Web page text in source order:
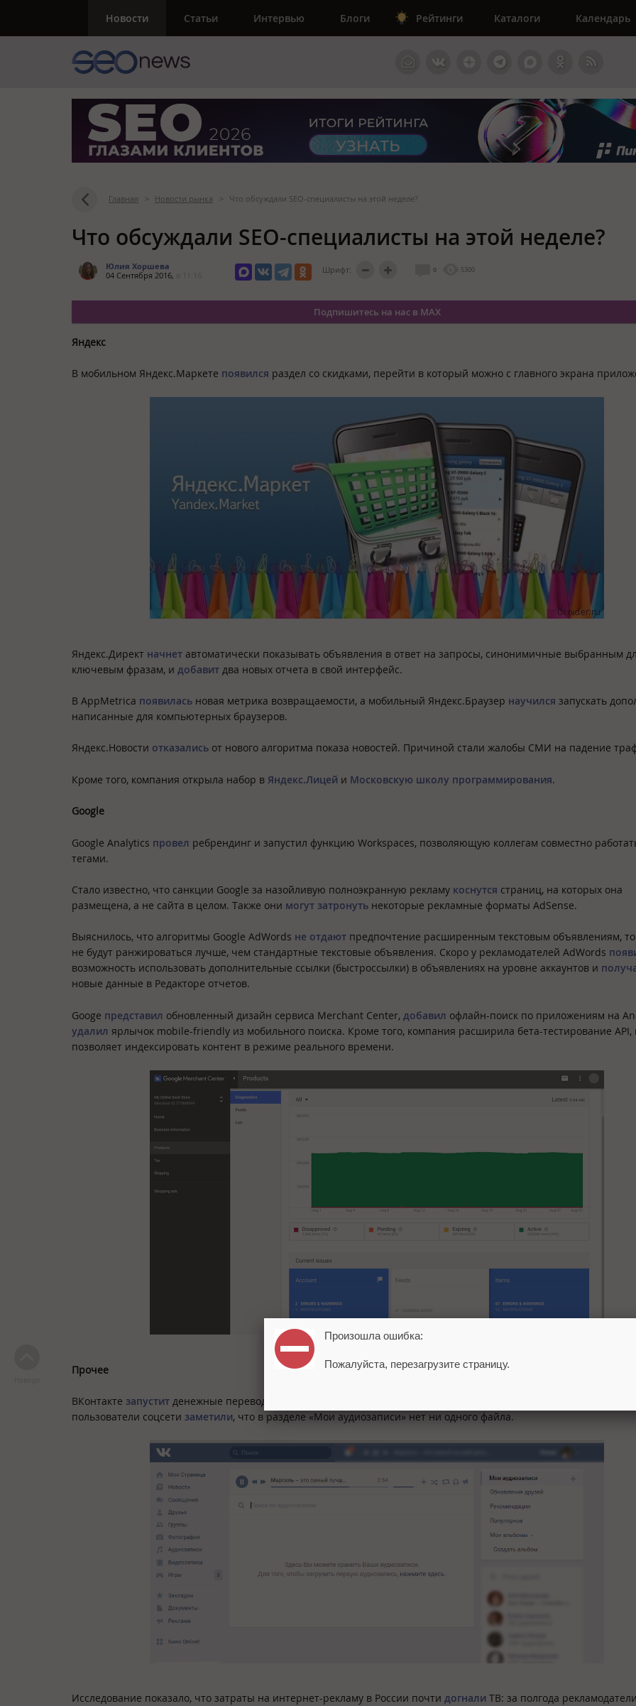
Новости Статьи Интервью Блоги Рейтинги Каталоги Календарь
Главная > Новости рынка > Что обсуждали SEO-специалисты на этой неделе?
Что обсуждали SEO-специалисты на этой неделе?
Юлия Хоршева
04 Сентября 2016,
Шрифт: 0 5300
Подпишитесь на нас в MAX
Яндекс
В мобильном Яндекс.Маркете появился раздел со скидками, перейти в который можно с главного экрана
Яндекс.Директ начнет автоматически показывать объявления в ответ на запросы, синонимичные выбранным
ключевым фразам, и добавит два новых отчета в свой интерфейс.
В AppMetrica появилась новая метрика возвращаемости, а мобильный Яндекс.Браузер научился запускать
написанные для компьютерных браузеров.
Яндекс.Новости отказались от нового алгоритма показа новостей. Причиной стали жалобы СМИ на падение
Кроме того, компания открыла набор в Яндекс.Лицей и Московскую школу программирования.
Google
Google Analytics провел ребрендинг и запустил функцию Workspaces, позволяющую коллегам совместно
тегами.
Стало известно, что санкции Google за назойливую полноэкранную рекламу коснутся страниц, на которых она
размещена, а не сайта в целом. Также они могут затронуть некоторые рекламные форматы AdSense.
Выяснилось, что алгоритмы Google AdWords не отдают предпочтение расширенным текстовым объявлениям, то
не будут ранжироваться лучше, чем стандартные текстовые объявления. Скоро у рекламодателей AdWords
возможность использовать дополнительные ссылки (быстроссылки) в объявлениях на уровне аккаунтов и
новые данные в Редакторе отчетов.
Googe представил обновленный дизайн сервиса Merchant Center, добавил офлайн-поиск по приложениям на
удалил ярлычок mobile-friendly из мобильного поиска. Кроме того, компания расширила бета-тестирование API,
позволяет индексировать контент в режиме реального времени.
Прочее
ВКонтакте запустит денежные переводы и
пользователи соцсети заметили, что в разделе «Мои аудиозаписи» нет ни одного файла.
Исследование показало, что затраты на интернет-рекламу в России почти догнали ТВ: за полгода рекламодатели
Произошла ошибка:
Пожалуйста, перезагрузите страницу.